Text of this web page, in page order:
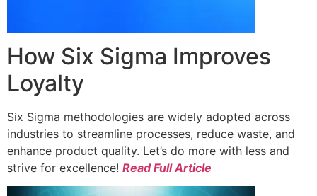
How Six Sigma Improves
Loyalty
Six Sigma methodologies are widely adopted across
industries to streamline processes, reduce waste, and
enhance product quality. Let’s do more with less and
strive for excellence! Read Full Article